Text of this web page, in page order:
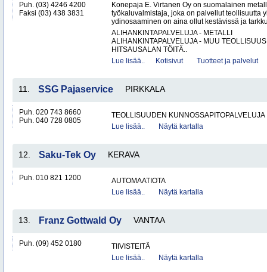
Puh. (03) 4246 4200
Faksi (03) 438 3831
Konepaja E. Virtanen Oy on suomalainen
työkaluvalmistaja, joka on palvellut teollisuutta
ydinosaaminen on aina ollut kestävissä ja
ALIHANKINTAPALVELUJA - METALLI
ALIHANKINTAPALVELUJA - MUU TEOLLISUUS
HITSAUSALAN TÖITÄ..
Lue lisää..
Kotisivut Tuotteet ja palvelut
11. SSG Pajaservice PIRKKALA
Puh. 020 743 8660
Puh. 040 728 0805
TEOLLISUUDEN KUNNOSSAPITOPALVELUJA
Lue lisää..
Näytä kartalla
12. Saku-Tek Oy KERAVA
Puh. 010 821 1200
AUTOMAATIOTA
Lue lisää..
Näytä kartalla
13. Franz Gottwald Oy VANTAA
Puh. (09) 452 0180
TIIVISTEITÄ
Lue lisää..
Näytä kartalla